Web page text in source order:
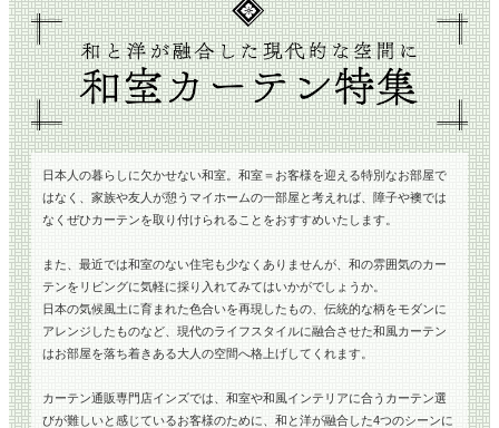
日本人の暮らしに欠かせない和室。和室＝お客様を迎える特別なお部屋で
はなく、家族や友人が憩うマイホームの一部屋と考えれば、障子や襖では
なくぜひカーテンを取り付けられることをおすすめいたします。
また、最近では和室のない住宅も少なくありませんが、和の雰囲気のカー
テンをリビングに気軽に採り入れてみてはいかがでしょうか。
日本の気候風土に育まれた色合いを再現したもの、伝統的な柄をモダンに
アレンジしたものなど、現代のライフスタイルに融合させた和風カーテン
はお部屋を落ち着きある大人の空間へ格上げしてくれます。
カーテン通販専門店インズでは、和室や和風インテリアに合うカーテン選
びが難しいと感じているお客様のために、和と洋が融合した4つのシーンに